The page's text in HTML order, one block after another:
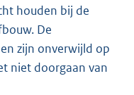
houden bij de
De
zijn onverwijld op
niet doorgaan van